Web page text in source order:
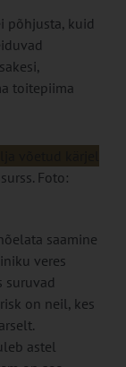
põhjusta, kuid
toitepiima
Foto:
saamine
veres
suruvad
on neil, kes
astel